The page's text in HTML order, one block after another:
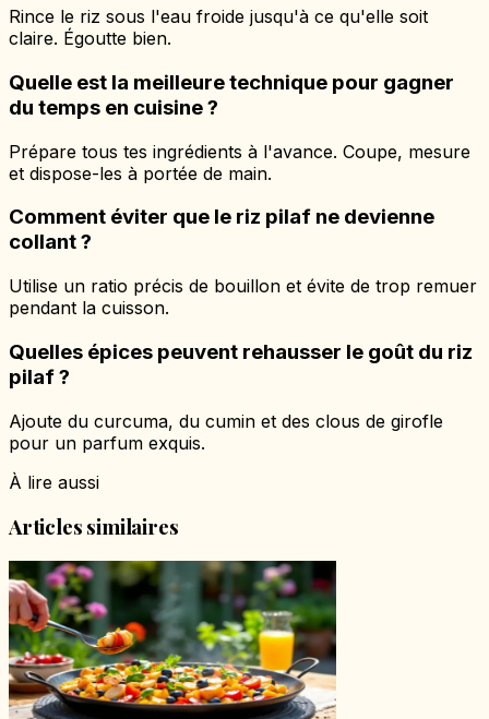
Rince le riz sous l'eau froide jusqu'à ce qu'elle soit
claire. Égoutte bien.
Quelle est la meilleure technique pour gagner
du temps en cuisine ?
Prépare tous tes ingrédients à l'avance. Coupe, mesure
et dispose-les à portée de main.
Comment éviter que le riz pilaf ne devienne
collant ?
Utilise un ratio précis de bouillon et évite de trop remuer
pendant la cuisson.
Quelles épices peuvent rehausser le goût du riz
pilaf ?
Ajoute du curcuma, du cumin et des clous de girofle
pour un parfum exquis.
À lire aussi
Articles similaires